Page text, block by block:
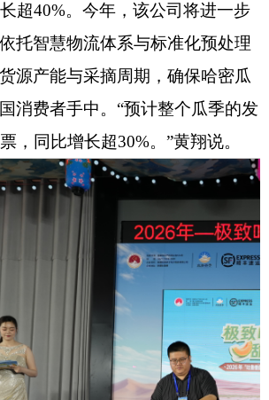
超40%。今年，该公司将进一步
托智慧物流体系与标准化预处理
源产能与采摘周期，确保哈密瓜
消费者手中。“预计整个瓜季的发
，同比增长超30%。”黄翔说。